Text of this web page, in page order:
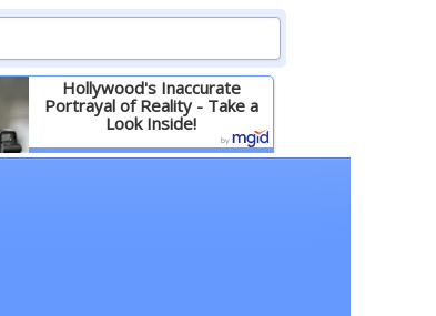
Hollywood's Inaccurate
Portrayal of Reality - Take a
Look Inside!
Детальніше